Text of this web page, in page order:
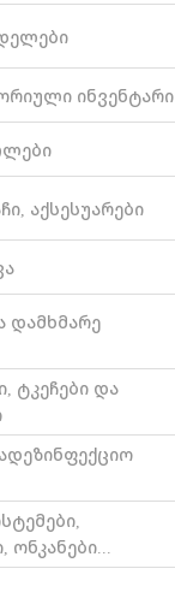
ინვენტარი
აქსესუარები
დამხმარე
ტკეჩები და
ონკანები...